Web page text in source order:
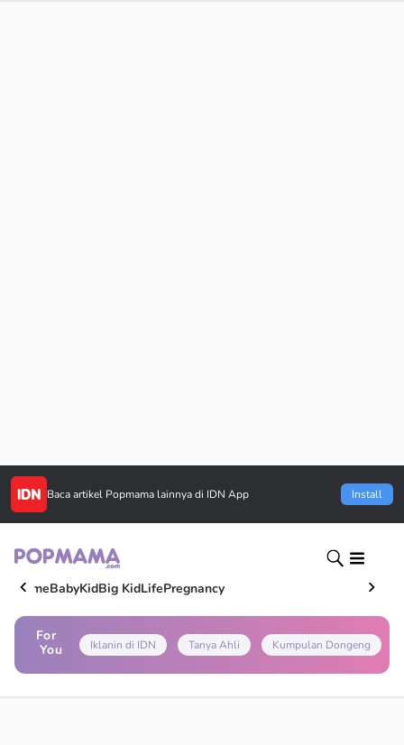
Baca artikel Popmama lainnya di IDN App Install
HomeBabyKidBig KidLifePregnancy
For
You
Iklanin di IDN Tanya Ahli Kumpulan Dongeng